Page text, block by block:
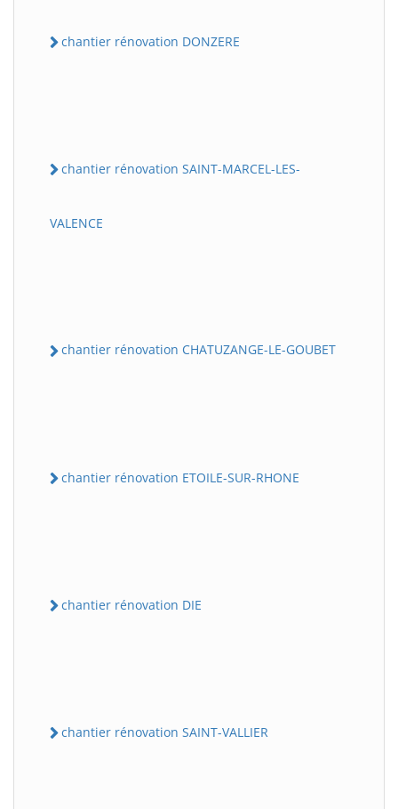
chantier rénovation DONZERE
chantier rénovation SAINT-MARCEL-LES-
VALENCE
chantier rénovation CHATUZANGE-LE-GOUBET
chantier rénovation ETOILE-SUR-RHONE
chantier rénovation DIE
chantier rénovation SAINT-VALLIER